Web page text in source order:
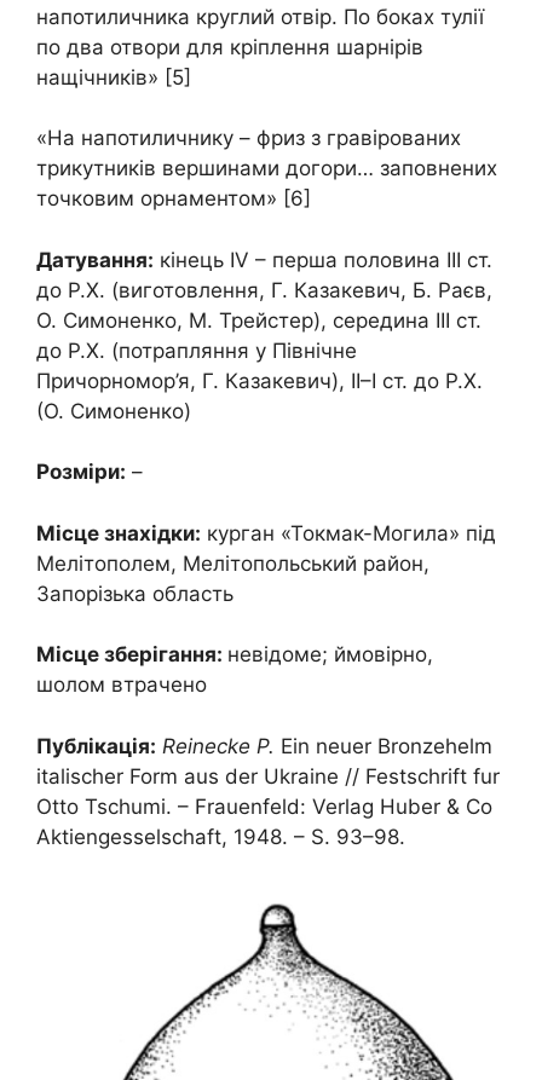
напотиличника круглий отвір. По боках тулії
по два отвори для кріплення шарнірів
нащічників» [5]
«На напотиличнику – фриз з гравірованих
трикутників вершинами догори… заповнених
точковим орнаментом» [6]
Датування: кінець IV – перша половина ІІІ ст.
до Р.Х. (виготовлення, Г. Казакевич, Б. Раєв,
О. Симоненко, М. Трейстер), середина ІІІ ст.
до Р.Х. (потрапляння у Північне
Причорномор’я, Г. Казакевич), ІІ–І ст. до Р.Х.
(О. Симоненко)
Розміри: –
Місце знахідки: курган «Токмак-Могила» під
Мелітополем, Мелітопольський район,
Запорізька область
Місце зберігання: невідоме; ймовірно,
шолом втрачено
Публікація: Reinecke P. Ein neuer Bronzehelm
italischer Form aus der Ukraine // Festschrift fur
Otto Tschumi. – Frauenfeld: Verlag Huber & Co
Aktiengesselschaft, 1948. – S. 93–98.